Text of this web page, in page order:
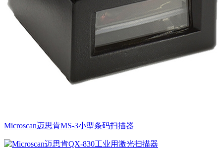
Microscan迈思肯MS-3小型条码扫描器